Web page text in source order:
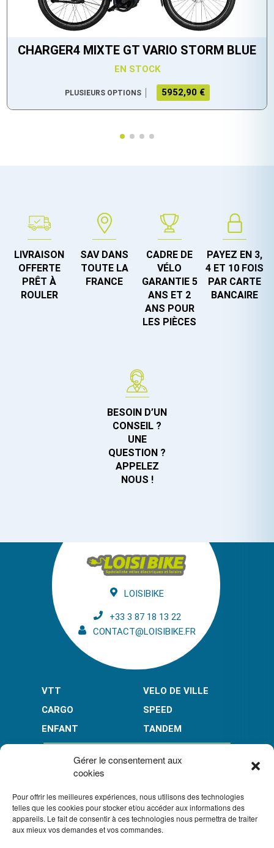
Gérer le consentement aux
cookies
Pour offrir les meilleures expériences, nous utilisons des technologies
telles que les cookies pour stocker et/ou accéder aux informations des
appareils. Le fait de consentir à ces technologies nous permettra de traiter
aux mieux vos demandes et vos commandes.
CHARGER4 MIXTE GT VARIO STORM BLUE
EN STOCK
PLUSIEURS OPTIONS 5952,90 €
LIVRAISON
OFFERTE
PRÊT À
ROULER
SAV DANS
TOUTE LA
FRANCE
CADRE DE
VÉLO
GARANTIE 5
ANS ET 2
ANS POUR
LES PIÈCES
PAYEZ EN 3,
4 ET 10 FOIS
PAR CARTE
BANCAIRE
BESOIN D’UN
CONSEIL ?
UNE
QUESTION ?
APPELEZ
NOUS !
LOISIBIKE
+33 3 87 18 13 22
CONTACT@LOISIBIKE.FR
VTT
VELO DE VILLE
CARGO
SPEED
ENFANT
TANDEM
PAIEMENT EN PLUSIEURS FOIS* :
LIMITÉ À 3000 € POUR LE 10X. LIMITÉ À 6000 € POUR LE 3X ET 4X.
CONDITION GÉNÉRALES DE VENTE